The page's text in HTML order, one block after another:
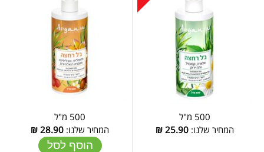
500 מ"ל
המחיר שלנו:25.90
₪
500 מ"ל
המחיר שלנו: 28.90
₪
הוסף לסל